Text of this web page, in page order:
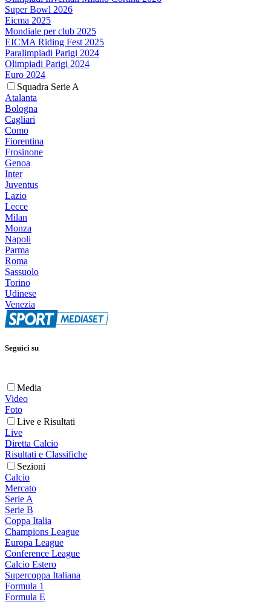
Super Bowl 2026
Eicma 2025
Mondiale per club 2025
EICMA Riding Fest 2025
Paralimpiadi Parigi 2024
Olimpiadi Parigi 2024
Euro 2024
Squadra Serie A
Atalanta
Bologna
Cagliari
Como
Fiorentina
Frosinone
Genoa
Inter
Juventus
Lazio
Lecce
Milan
Monza
Napoli
Parma
Roma
Sassuolo
Torino
Udinese
Venezia
Seguici su
Media
Video
Foto
Live e Risultati
Live
Diretta Calcio
Risultati e Classifiche
Sezioni
Calcio
Mercato
Serie A
Serie B
Coppa Italia
Champions League
Europa League
Conference League
Calcio Estero
Supercoppa Italiana
Formula 1
Formula E